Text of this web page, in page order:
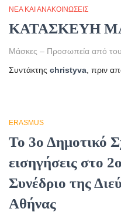
ΝΈΑ ΚΑΙ ΑΝΑΚΟΙΝΏΣΕΙΣ
ΚΑΤΑΣΚΕΥΗ
Μάσκες – Προσωπεία από
Συντάκτης christyva , πριν
ERASMUS
Το 3ο Δημοτικό
εισηγήσεις στο
Συνέδριο της
Αθήνας